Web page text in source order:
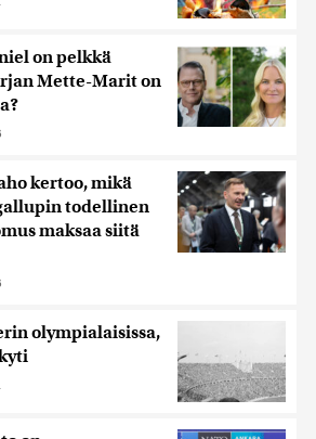
on pelkkä
Mette-Marit on
kertoo, mikä
todellinen
maksaa siitä
olympialaisissa,